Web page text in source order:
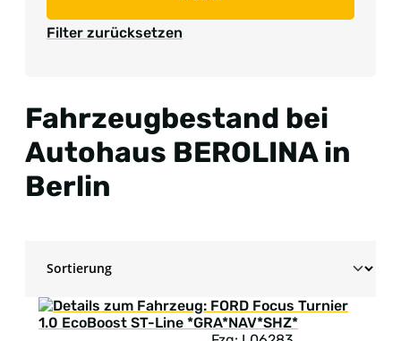
Filter zurücksetzen
Fahrzeugbestand bei
Autohaus BEROLINA in
Berlin